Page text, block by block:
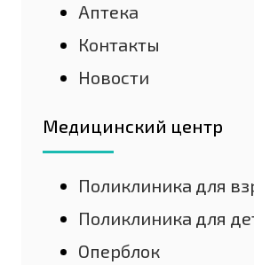
Аптека
Контакты
Новости
Медицинский центр
Поликлиника для
Поликлиника для
Оперблок